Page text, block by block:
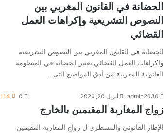
الحضانة في القانون المغربي بين
النصوص التشريعية وإكراهات العمل
القضائي
الحضانة في القانون المغربي بين النصوص التشريعية
وإكراهات العمل القضائي تعتبر الحضانة في المنظومة
القانونية المغربية من أدق المواضيع التي…
admin2030 أبريل 20, 2026 0
114
زواج المغاربة المقيمين بالخارج
الإطار القانوني والمسطري ل زواج المغاربة المقيمين